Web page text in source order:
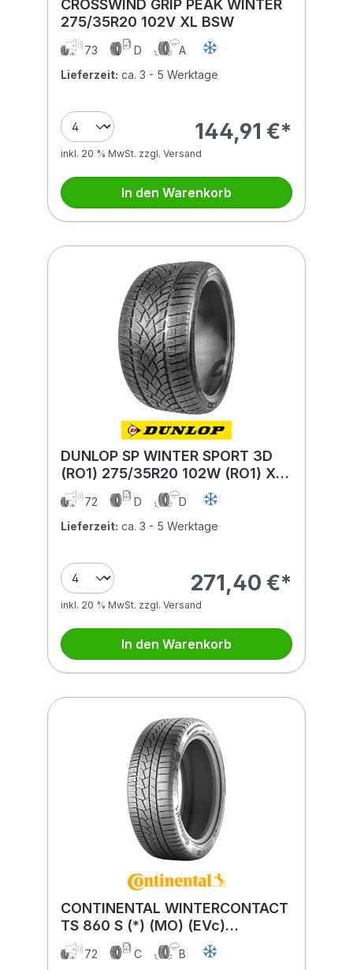
CROSSWIND GRIP PEAK WINTER
275/35R20 102V XL BSW
73 D
A
Lieferzeit: ca. 3 - 5 Werktage
144,91 €*
inkl. 20 % MwSt. zzgl. Versand
In den Warenkorb
DUNLOP SP WINTER SPORT 3D
(RO1) 275/35R20 102W (RO1) XL
MFS
72 D
D
Lieferzeit: ca. 3 - 5 Werktage
271,40 €*
inkl. 20 % MwSt. zzgl. Versand
In den Warenkorb
CONTINENTAL WINTERCONTACT
TS 860 S (*) (MO) (EVc)
275/35R20 102H (*) (MO) (EVc)
XL FR BSW
72 C
B